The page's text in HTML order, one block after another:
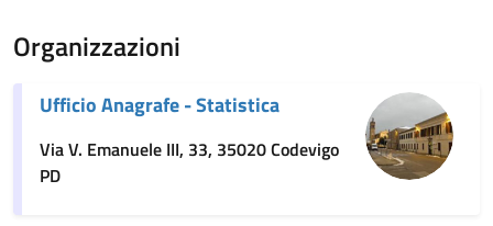
Organizzazioni
Ufficio Anagrafe - Statistica
Via V. Emanuele III, 33, 35020 Codevigo
PD